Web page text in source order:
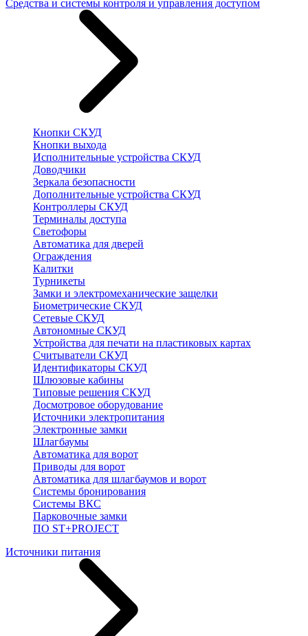
Средства и системы контроля и управления доступом
Кнопки СКУД
Кнопки выхода
Исполнительные устройства СКУД
Доводчики
Зеркала безопасности
Дополнительные устройства СКУД
Контроллеры СКУД
Терминалы доступа
Светофоры
Автоматика для дверей
Ограждения
Калитки
Турникеты
Замки и электромеханические защелки
Биометрические СКУД
Сетевые СКУД
Автономные СКУД
Устройства для печати на пластиковых картах
Считыватели СКУД
Идентификаторы СКУД
Шлюзовые кабины
Типовые решения СКУД
Досмотровое оборудование
Источники электропитания
Электронные замки
Шлагбаумы
Автоматика для ворот
Приводы для ворот
Автоматика для шлагбаумов и ворот
Системы бронирования
Системы ВКС
Парковочные замки
ПО ST+PROJECT
Источники питания